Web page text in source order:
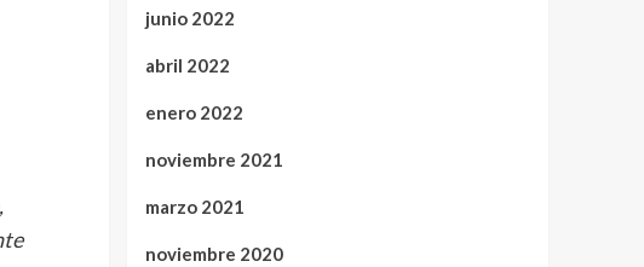
junio 2022
abril 2022
enero 2022
noviembre 2021
marzo 2021
noviembre 2020